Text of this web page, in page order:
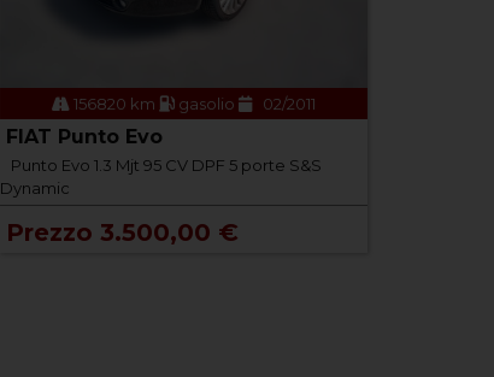
156820 km gasolio 02/2011
FIAT Punto Evo
Punto Evo 1.3 Mjt 95 CV DPF 5 porte S&S
Dynamic
Prezzo 3.500,00 €